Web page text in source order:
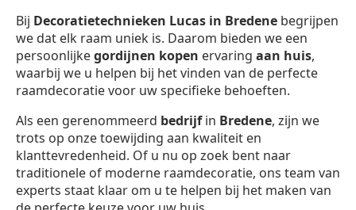
Bij Decoratietechnieken Lucas in Bredene begrijpen
we dat elk raam uniek is. Daarom bieden we een
persoonlijkegordijnen kopen ervaring aan huis,
waarbij we u helpen bij het vinden van de perfecte
raamdecoratie voor uw specifieke behoeften.
Als een gerenommeerd bedrijfin Bredene, zijn we
trots op onze toewijding aan kwaliteit en
klanttevredenheid. Of u nu op zoek bent naar
traditionele of moderne raamdecoratie, ons team van
experts staat klaar om u te helpen bij het maken van